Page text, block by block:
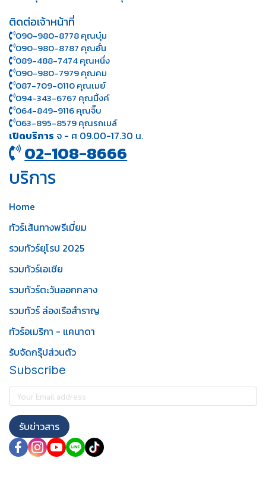
ติดต่อเจ้าหน้าที่
090-980-8778 คุณบุ๋ม
090-980-8787 คุณอั๋น
089-488-7474 คุณหนึ่ง
090-980-7979 คุณคม
087-709-0110 คุณเมย์
094-343-6767 คุณนิ้งค์
064-849-9116 คุณจิ๊บ
063-895-8 579คุณรถเมล์
เปิดบริการ จ - ศ 09.00-17.30 น.
02-108-8666
บริการ
Home
ทัวร์เส้นทางพรีเมี่ยม
รวมทัวร์ยุโรป 2025
รวมทัวร์เอเชีย
รวมทัวร์ตะวันออกกลาง
รวมทัวร์ ล่องเรือสำราญ
ทัวร์อเมริกา - แคนาดา
รับจัดกรุ๊ปส่วนตัว
Subscribe
รับข่าวสาร